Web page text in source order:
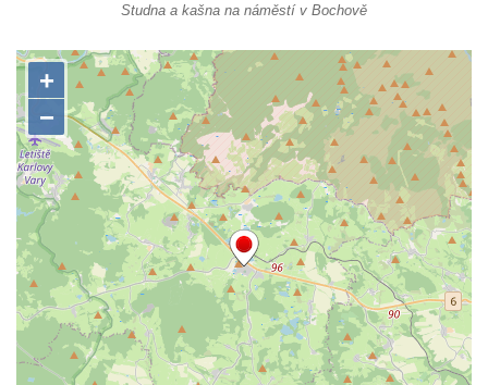
Pamětní kámen revitalizace Vltavy Vraňany
Strom svobody a památník 100 let republiky
a 30. výročí listopadu 1989 v Hrobčicích
Boží muka v parku před domem čp. 17 v
Hrobčicích
Sochy „Klaun a dívenka“ v parku v centru
Hrobčic
Socha svatého Antonína poustevníka v
Mirošovicích
Socha vodníka u požární nádrže v
Mirošovicích
Socha býka před areálem firmy 2JCP v
Studna a kašna na náměstí v Bochově